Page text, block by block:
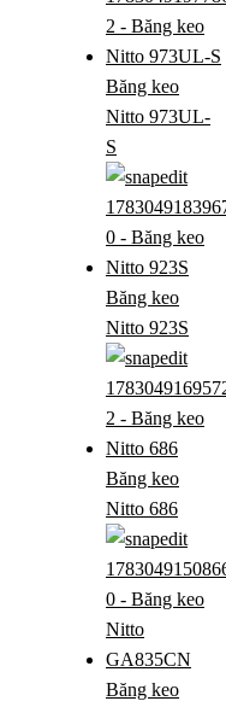
Băng keo
Nitto 973UL-
S
Băng keo
Nitto 923S
Băng keo
Nitto 686
Băng keo